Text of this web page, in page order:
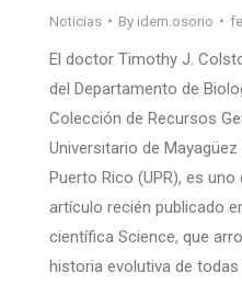
Noticias By idem.osorio
El doctor Timothy J.
del Departamento de
Colección de Recursos
Universitario de Mayagüez
Puerto Rico (UPR), es
artículo recién publicado
científica Science, que
historia evolutiva de